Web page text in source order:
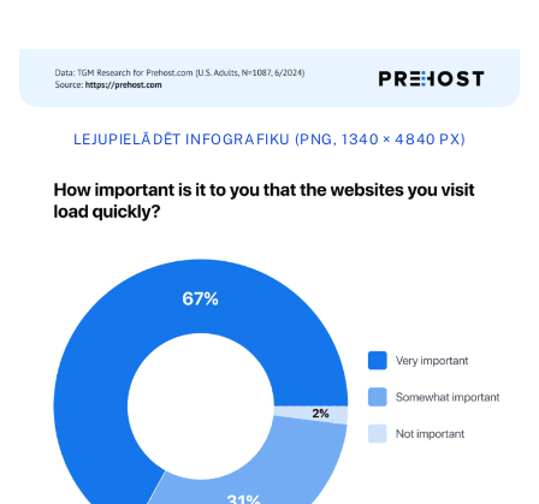
LEJUPIELĀDĒT INFOGRAFIKU (PNG, 1340 × 4840 PX)